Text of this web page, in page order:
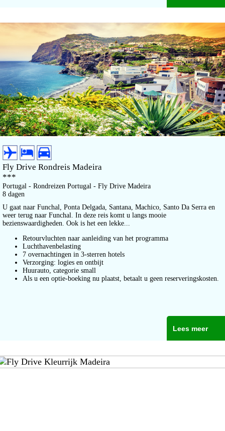
Fly Drive Rondreis Madeira
***
Portugal - Rondreizen Portugal - Fly Drive Madeira
8 dagen
U gaat naar Funchal, Ponta Delgada, Santana, Machico, Santo Da Serra en
weer terug naar Funchal. In deze reis komt u langs mooie
bezienswaardigheden. Ook is het een lekke...
Retourvluchten naar aanleiding van het programma
Luchthavenbelasting
7 overnachtingen in 3-sterren hotels
Verzorging: logies en ontbijt
Huurauto, categorie small
Als u een optie-boeking nu plaatst, betaalt u geen reserveringskosten.
Lees meer